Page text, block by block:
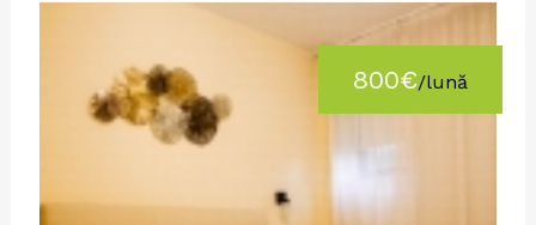
800€/lună